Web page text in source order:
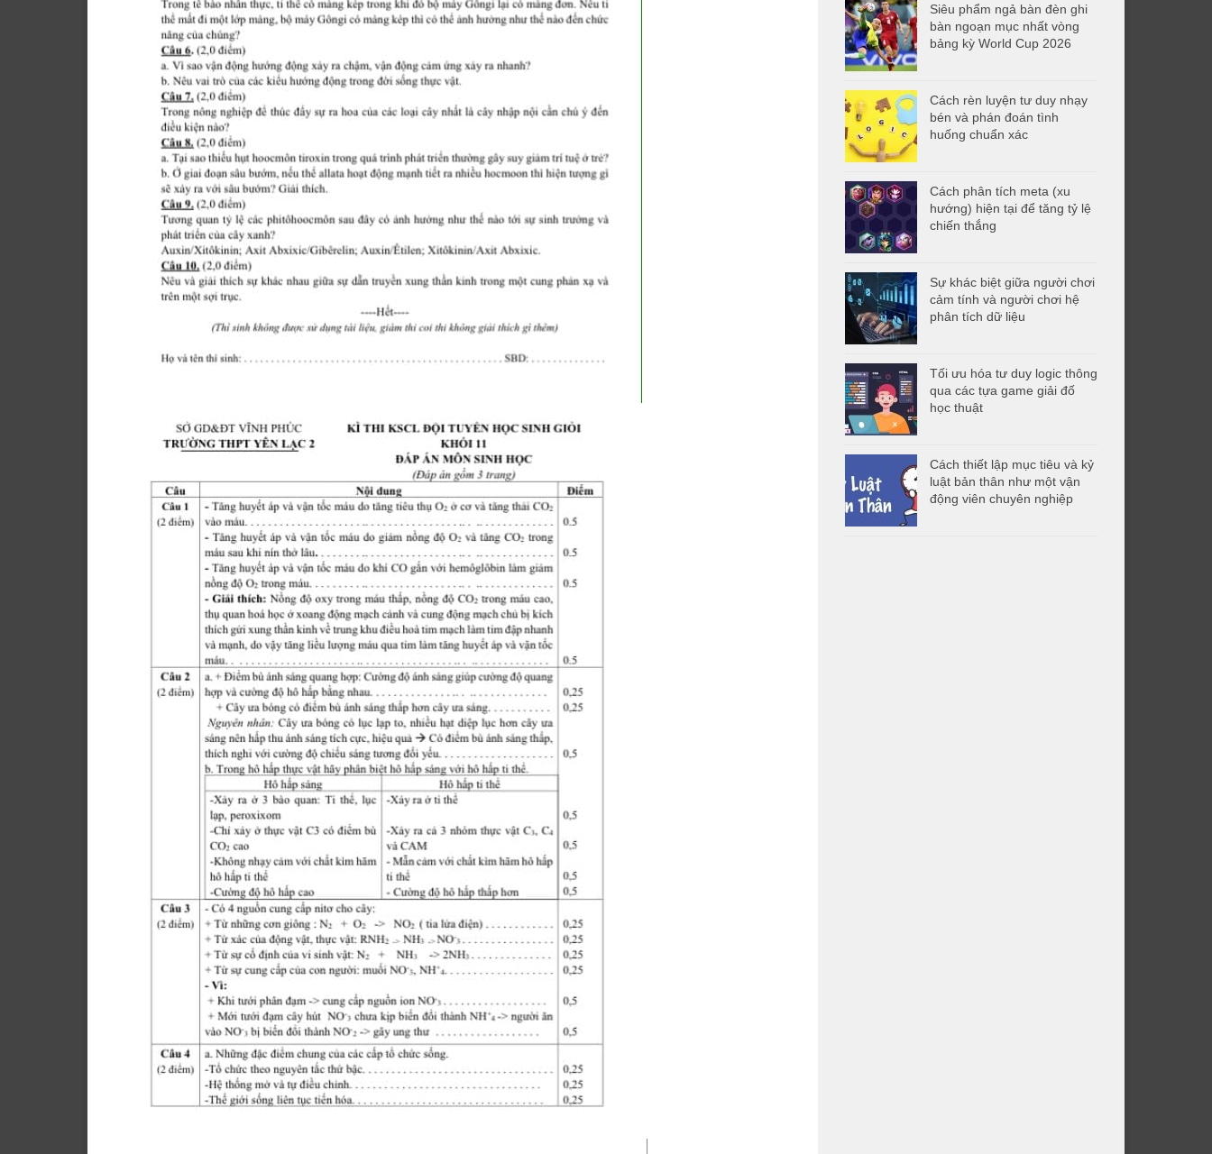
Siêu phẩm ngả bàn đèn ghi
bàn ngoạn mục nhất vòng
bảng kỳ World Cup 2026
Cách rèn luyện tư duy nhạy
bén và phán đoán tình
huống chuẩn xác
Cách phân tích meta (xu
hướng) hiện tại để tăng tỷ lệ
chiến thắng
Sự khác biệt giữa người chơi
cảm tính và người chơi hệ
phân tích dữ liệu
Tối ưu hóa tư duy logic thông
qua các tựa game giải đố
học thuật
Cách thiết lập mục tiêu và kỷ
luật bản thân như một vận
động viên chuyên nghiệp